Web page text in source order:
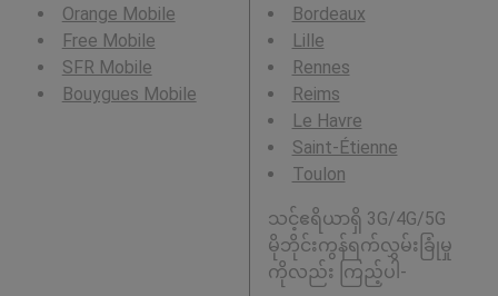
Orange Mobile
Free Mobile
SFR Mobile
Bouygues Mobile
Bordeaux
Lille
Rennes
Reims
Le Havre
Saint-Étienne
Toulon
သင့်ဧရိယာရှိ 3G/4G/5G
မိုဘိုင်းကွန်ရက်လွှမ်းခြုံမှု
ကိုလည်း ကြည့်ပါ-